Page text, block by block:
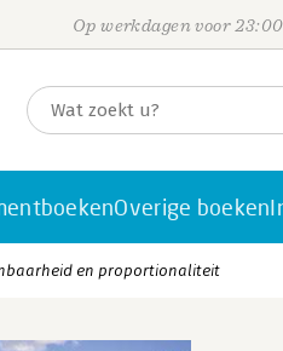
Op werkdagen voor
Overige boeken
en proportionaliteit